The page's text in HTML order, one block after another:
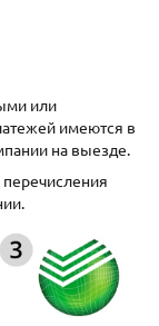
или
имеются в
на выезде.